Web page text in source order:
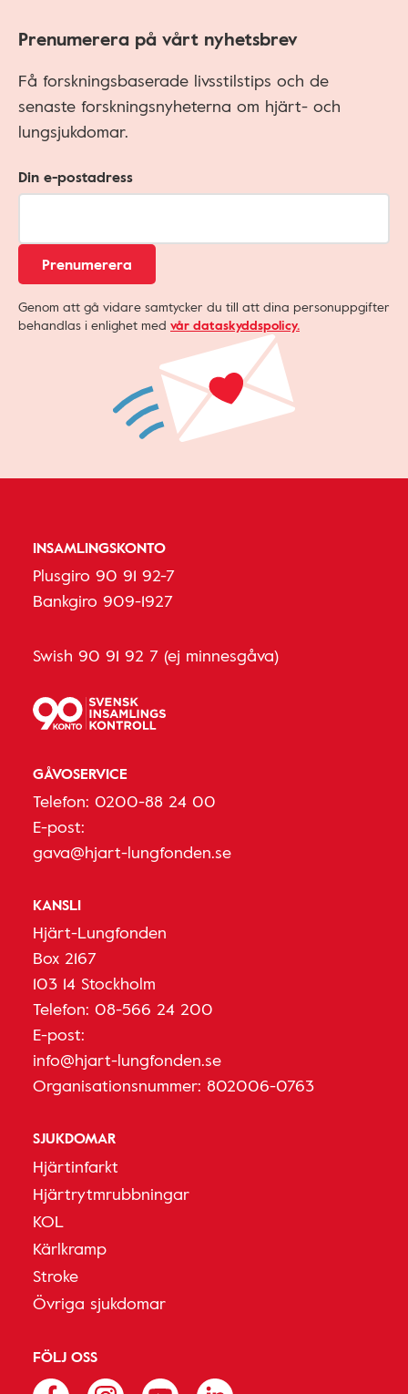
Prenumerera på vårt nyhetsbrev
Få forskningsbaserade livsstilstips och de
senaste forskningsnyheterna om hjärt- och
lungsjukdomar.
Din e-postadress
Prenumerera
Genom att gå vidare samtycker du till att dina personuppgifter
behandlas i enlighet med vår dataskyddspolicy.
INSAMLINGSKONTO
Plusgiro 90 91 92-7
Bankgiro 909-1927
Swish 90 91 92 7 (ej minnesgåva)
GÅVOSERVICE
Telefon: 0200-88 24 00
E-post:
gava@hjart-lungfonden.se
KANSLI
Hjärt-Lungfonden
Box 2167
103 14 Stockholm
Telefon: 08-566 24 200
E-post:
info@hjart-lungfonden.se
Organisationsnummer: 802006-0763
SJUKDOMAR
Hjärtinfarkt
Hjärtrytmrubbningar
KOL
Kärlkramp
Stroke
Övriga sjukdomar
FÖLJ OSS